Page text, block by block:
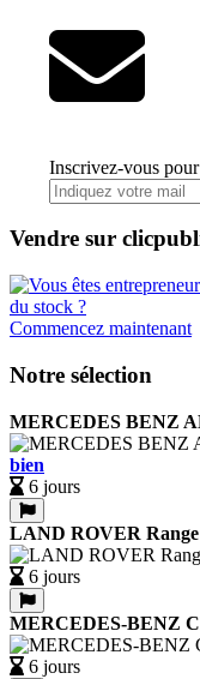
Inscrivez-vous
Vendre sur
Commencez maintenant
Notre sélection
MERCEDES BENZ
bien
6 jours
LAND ROVER
6 jours
MERCEDES-BENZ
6 jours